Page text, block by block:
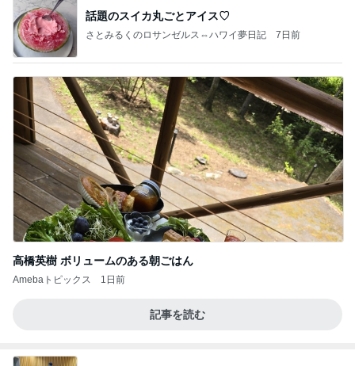
話題のスイカ丸ごとアイス♡
さとみるくのロサンゼルス⇔ハワイ夢日記 7日前
高橋英樹 ボリュームのある朝ごはん
Amebaトピックス 1日前
記事を読む